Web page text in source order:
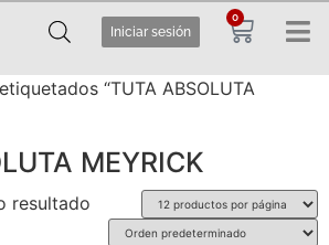
Iniciar sesión
0
“TUTA ABSOLUTA
MEYRICK
resultado